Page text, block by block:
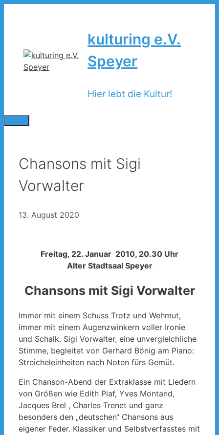
kulturing e.V.
Speyer
Hier lebt die Kultur!
Chansons mit Sigi
Vorwalter
13. August 2020
Freitag, 22. Januar 2010, 20.30 Uhr
Alter Stadtsaal Speyer
Chansons mit Sigi Vorwalter
Immer mit einem Schuss Trotz und Wehmut,
immer mit einem Augenzwinkern voller Ironie
und Schalk. Sigi Vorwalter, eine unvergleichliche
Stimme, begleitet von Gerhard Bönig am Piano:
Streicheleinheiten nach Noten fürs Gemüt.
Ein Chanson-Abend der Extraklasse mit Liedern
von Größen wie Edith Piaf, Yves Montand,
Jacques Brel , Charles Trenet und ganz
besonders den „deutschen“ Chansons aus
eigener Feder. Klassiker und Selbstverfasstes mit